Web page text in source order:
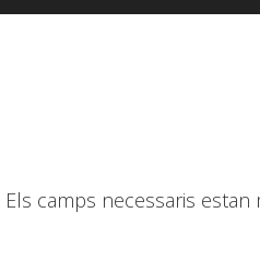
Els camps necessaris estan